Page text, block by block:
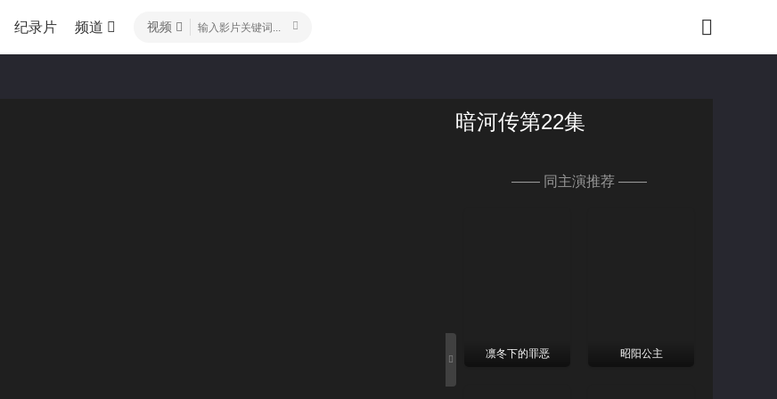
纪录片 频道 视频
暗河传第22集
—— 同主演推荐 ——
凛冬下的罪恶 昭阳公主